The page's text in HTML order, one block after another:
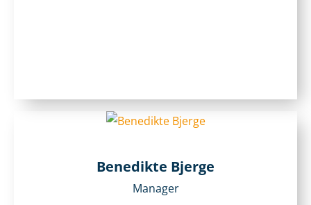
Benedikte Bjerge
Manager